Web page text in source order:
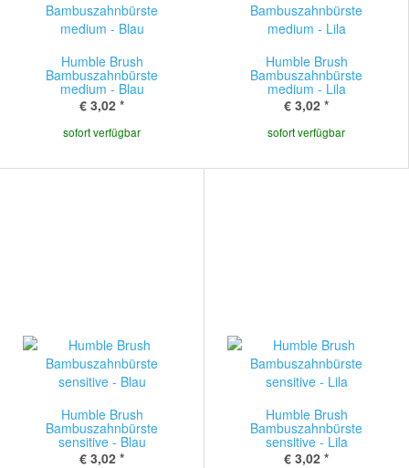
Humble Brush
Bambuszahnbürste
medium - Blau
€ 3,02 *
sofort verfügbar
Humble Brush
Bambuszahnbürste
medium - Lila
€ 3,02 *
sofort verfügbar
Humble Brush
Bambuszahnbürste
sensitive - Blau
€ 3,02 *
Humble Brush
Bambuszahnbürste
sensitive - Lila
€ 3,02 *